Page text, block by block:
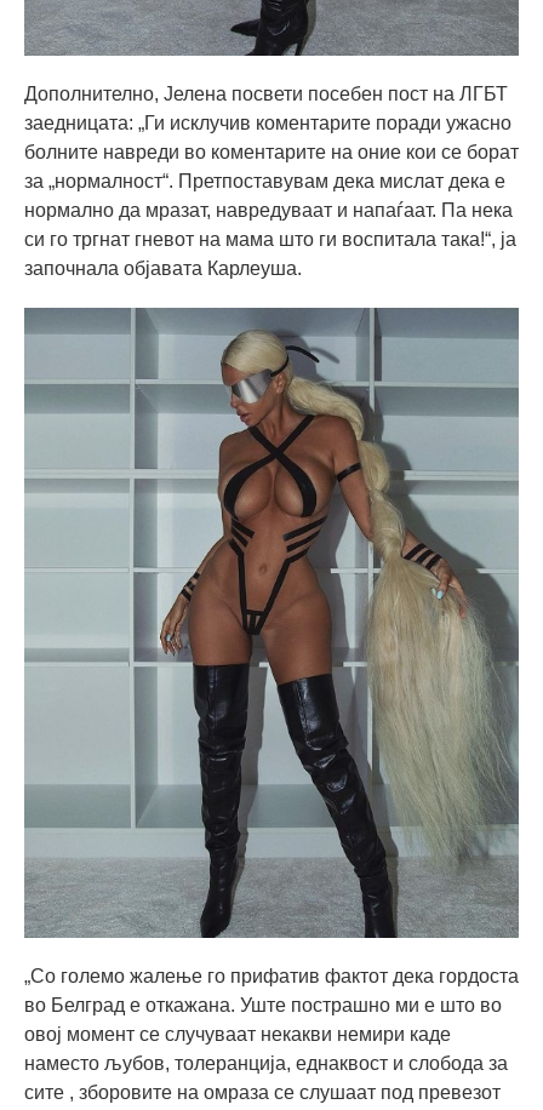
Дополнително, Јелена посвети посебен пост на ЛГБТ
заедницата: „Ги исклучив коментарите поради ужасно
болните навреди во коментарите на оние кои се борат
за „нормалност“. Претпоставувам дека мислат дека е
нормално да мразат, навредуваат и напаѓаат. Па нека
си го тргнат гневот на мама што ги воспитала така!“, ја
започнала објавата Карлеуша.
„Со големо жалење го прифатив фактот дека гордоста
во Белград е откажана. Уште пострашно ми е што во
овој момент се случуваат некакви немири каде
наместо љубов, толеранција, еднаквост и слобода за
сите , зборовите на омраза се слушаат под превезот